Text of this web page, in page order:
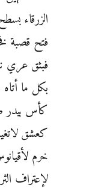
الزرقاء
فتح قصبة
فبثق عري
بكل ما
كأس بيدر
كعشق
خرم
لإعتراف